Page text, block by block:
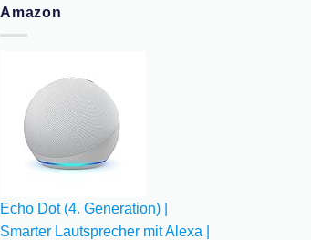
Amazon
Echo Dot (4. Generation) |
Smarter Lautsprecher mit Alexa |